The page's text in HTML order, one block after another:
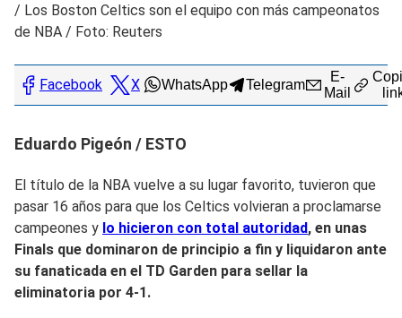
/ Los Boston Celtics son el equipo con más campeonatos
de NBA / Foto: Reuters
Facebook X WhatsApp Telegram
E-
Mail
Eduardo Pigeón / ESTO
El título de la NBA vuelve a su lugar favorito, tuvieron que
pasar 16 años para que los Celtics volvieran a proclamarse
campeones y lo hicieron con total autoridad, en unas
Finals que dominaron de principio a fin y liquidaron ante
su fanaticada en el TD Garden para sellar la
eliminatoria por 4-1.